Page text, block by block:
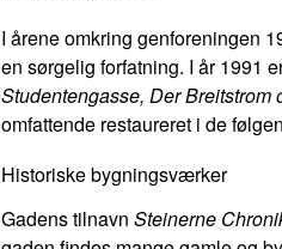
I årene omkring genforeningen
en sørgelig forfatning. I år 1991
Studentengasse, Der Breitstrom
omfattende restaureret i de
Historiske bygningsværker
Gadens tilnavn Steinerne